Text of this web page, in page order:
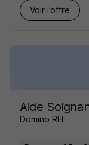
Voir l’offre
Aide
Domino RH